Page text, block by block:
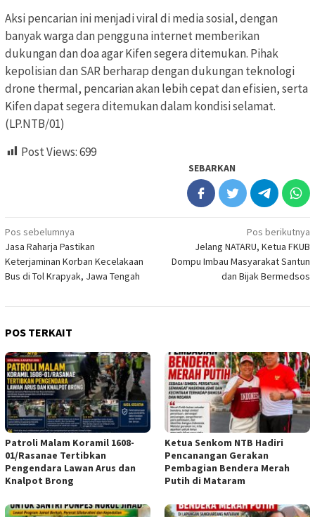
Aksi pencarian ini menjadi viral di media sosial, dengan
banyak warga dan pengguna internet memberikan
dukungan dan doa agar Kifen segera ditemukan. Pihak
kepolisian dan SAR berharap dengan dukungan teknologi
drone thermal, pencarian akan lebih cepat dan efisien, serta
Kifen dapat segera ditemukan dalam kondisi selamat.
(LP.NTB/01)
Post Views:699
SEBARKAN
Navigasi
pos
Pos sebelumnya
Jasa Raharja Pastikan
Keterjaminan Korban Kecelakaan
Bus di Tol Krapyak, Jawa Tengah
Pos berikutnya
Jelang NATARU, Ketua FKUB
Dompu Imbau Masyarakat Santun
dan Bijak Bermedsos
POS TERKAIT
Patroli Malam Koramil 1608-
01/Rasanae Tertibkan
Pengendara Lawan Arus dan
Knalpot Brong
Ketua Senkom NTB Hadiri
Pencanangan Gerakan
Pembagian Bendera Merah
Putih di Mataram